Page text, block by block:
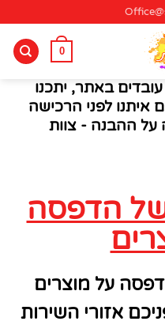
0
באתר, יתכנו
איתנו לפני הרכישה
על ההבנה - צוות
של הדפסה
על מוצרים
אזורי השירות